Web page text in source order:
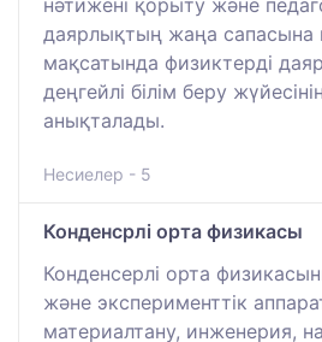
нәтижені қорыту және
даярлықтың жаңа сапасына
мақсатында физиктерді
деңгейлі білім беру
анықталады.
Несиелер - 5
Конденсрлі орта физикасы
Конденсерлі орта
және эксперименттік
материалтану, инженерия,